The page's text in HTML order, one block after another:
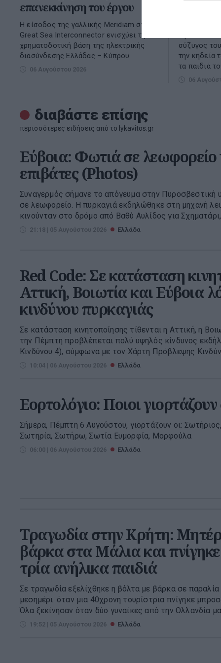
επανεκκίνηση του έργου
Η είσοδος της γαλλικής Meridiam στη
Great Sea Interconnector ενισχύει τη
χρηματοδοτική βάση της ηλεκτρικής
διασύνδεσης Ελλάδας – Κύπρου
06 Αυγούστου 2026
σύζυγος
την κηδεία
τα παιδιά
06
διαβάστε επίσης
περισσότερες ειδήσεις από το lykavitos.gr
Εύβοια: Φωτιά σε λεωφορείο
επιβάτες (Photos)
Συναγερμός σήμανε το απόγευμα στην Πυροσβεστική
σε λεωφορείο. Η πυρκαγιά εκδηλώθηκε στη μηχανή
κινούνταν στο δρόμο από Βαθύ Αυλίδος για
21:18 | 05 Αυγούστου 2026 Ελλάδα
Red Code: Σε κατάσταση
Αττική, Βοιωτία και Εύβοια
κινδύνου πυρκαγιάς
Σε κατάσταση κινητοποίησης τίθενται η Αττική, η
την Πέμπτη προβλέπεται πολύ υψηλός κίνδυνος
Κινδύνου 4), σύμφωνα με τον Χάρτη Πρόβλεψης
10:04 | 06 Αυγούστου 2026 Ελλάδα
Εορτολόγιο: Ποιοι
Σήμερα, Πέμπτη 6 Αυγούστου, γιορτάζουν οι:
Σωτηρία, Σωτήρω, Σωτία Ευμορφία, Μορφούλα
06:00 | 06 Αυγούστου 2026 Ελλάδα
Τραγωδία στην Κρήτη:
βάρκα στα Μάλια και
τρία ανήλικα παιδιά
Σε τραγωδία εξελίχθηκε η βόλτα με βάρκα σε
μεσημέρι. όταν μια 40χρονη τουρίστρια πνίγηκε
Όλα ξεκίνησαν όταν δύο γυναίκες από την Ολλανδία
19:52 | 05 Αυγούστου 2026 Ελλάδα